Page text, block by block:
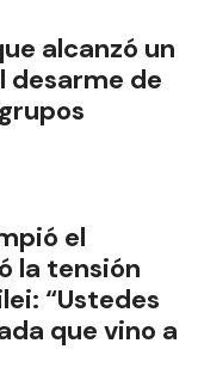
alcanzó un
desarme de
el
la tensión
“Ustedes
que vino a